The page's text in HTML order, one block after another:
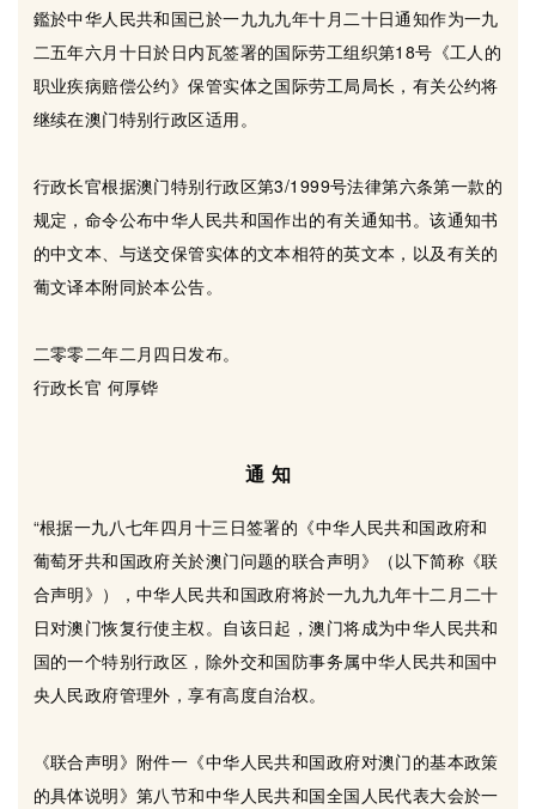
鑑於中华人民共和国已於一九九九年十月二十日通知作为一九
二五年六月十日於日内瓦签署的国际劳工组织第18号《工人的
职业疾病赔偿公约》保管实体之国际劳工局局长，有关公约将
继续在澳门特别行政区适用。
行政长官根据澳门特别行政区第3/1999号法律第六条第一款的
规定，命令公布中华人民共和国作出的有关通知书。该通知书
的中文本、与送交保管实体的文本相符的英文本，以及有关的
葡文译本附同於本公告。
二零零二年二月四日发布。
行政长官 何厚铧
通 知
“根据一九八七年四月十三日签署的《中华人民共和国政府和
葡萄牙共和国政府关於澳门问题的联合声明》（以下简称《联
合声明》），中华人民共和国政府将於一九九九年十二月二十
日对澳门恢复行使主权。自该日起，澳门将成为中华人民共和
国的一个特别行政区，除外交和国防事务属中华人民共和国中
央人民政府管理外，享有高度自治权。
《联合声明》附件一《中华人民共和国政府对澳门的基本政策
的具体说明》第八节和中华人民共和国全国人民代表大会於一